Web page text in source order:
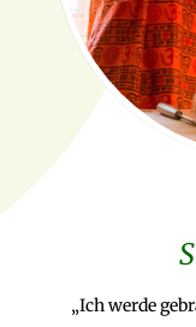
„Ich werde